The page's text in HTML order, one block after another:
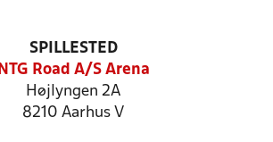
SPILLESTED
NTG Road A/S Arena
Højlyngen 2A
8210 Aarhus V